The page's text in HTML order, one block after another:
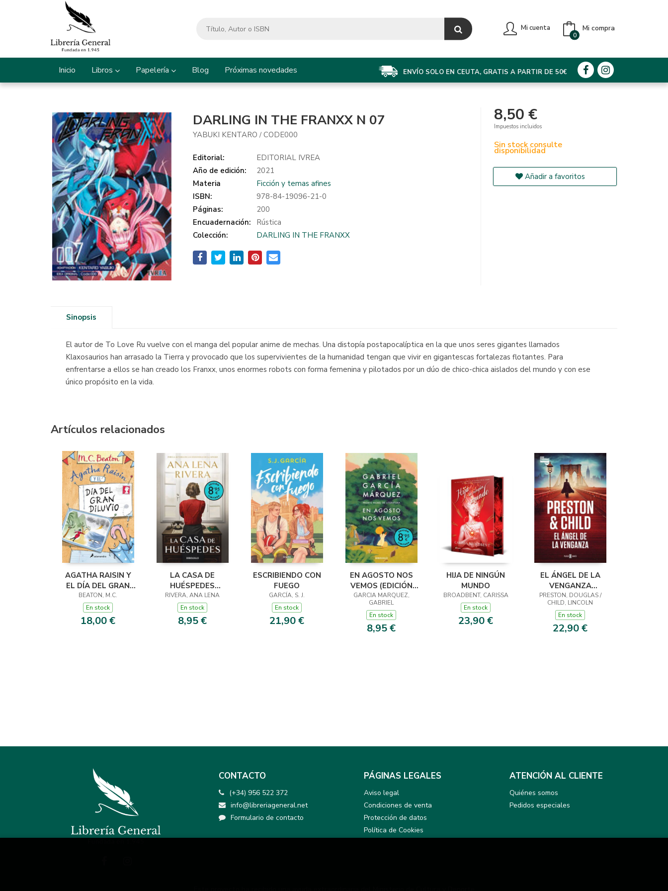
Mi cuenta Mi compra
0
Inicio Libros Papelería Blog Próximas novedades ENVÍO SOLO EN CEUTA, GRATIS A PARTIR DE 50€
DARLING IN THE FRANXX N 07
YABUKI KENTARO/CODE000
Editorial:
EDITORIAL IVREA
Año de edición:
2021
Materia
Ficción y temas afines
ISBN:
978-84-19096-21-0
Páginas:
200
Encuadernación:
Rústica
Colección:
DARLING IN THE FRANXX
8,50 €
Impuestos incluidos
Sin stock consulte
disponibilidad
Añadir a favoritos
Sinopsis
El autor de To Love Ru vuelve con el manga del popular anime de mechas. Una distopía postapocalíptica en la que unos seres gigantes llamados
Klaxosaurios han arrasado la Tierra y provocado que los supervivientes de la humanidad tengan que vivir en gigantescas fortalezas flotantes. Para
enfrentarse a ellos se han creado los Franxx, unos enormes robots con forma femenina y pilotados por un dúo de chico-chica aislados del mundo y con ese
único propósito en la vida.
Artículos relacionados
AGATHA RAISIN Y
EL DÍA DEL GRAN
DILUVIO (AGATHA
RAISIN 12)
BEATON, M.C.
En stock
18,00 €
LA CASA DE
HUÉSPEDES
(EDICIÓN LIMITADA ·
VERANO)
RIVERA, ANA LENA
En stock
8,95 €
ESCRIBIENDO CON
FUEGO
GARCÍA, S. J.
En stock
21,90 €
EN AGOSTO NOS
VEMOS (EDICIÓN
LIMITADA)
GARCIA MARQUEZ,
GABRIEL
En stock
8,95 €
HIJA DE NINGÚN
MUNDO
BROADBENT, CARISSA
En stock
23,90 €
EL ÁNGEL DE LA
VENGANZA
(INSPECTOR
PENDERGAST 22)
PRESTON, DOUGLAS /
CHILD, LINCOLN
En stock
22,90 €
CONTACTO
(+34) 956 522 372
info@libreriageneral.net
Formulario de contacto
PÁGINAS LEGALES
Aviso legal
Condiciones de venta
Protección de datos
Política de Cookies
ATENCIÓN AL CLIENTE
Quiénes somos
Pedidos especiales